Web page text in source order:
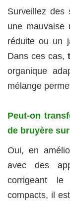
Surveillez des
une mauvaise
réduite ou un
Dans ces cas,
organique
mélange
Peut‑on
de bruyère
Oui, en
avec des
corrigeant
compacts, il